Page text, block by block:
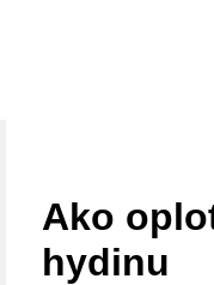
Ako
hydinu